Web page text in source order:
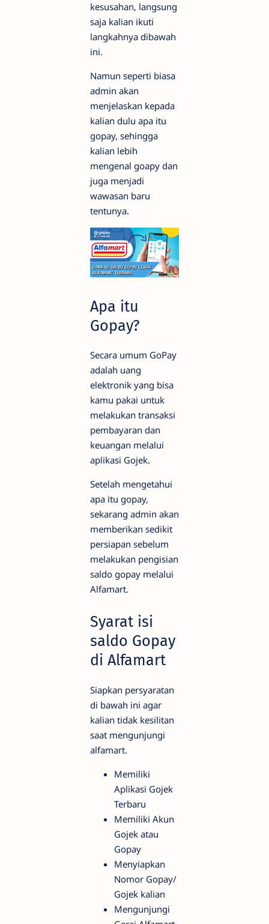
kesusahan, langsung
saja kalian ikuti
langkahnya dibawah
ini.
Namun seperti biasa
admin akan
menjelaskan kepada
kalian dulu apa itu
gopay, sehingga
kalian lebih
mengenal goapy dan
juga menjadi
wawasan baru
tentunya.
Apa itu
Gopay?
Secara umum GoPay
adalah uang
elektronik yang bisa
kamu pakai untuk
melakukan transaksi
pembayaran dan
keuangan melalui
aplikasi Gojek.
Setelah mengetahui
apa itu gopay,
sekarang admin akan
memberikan sedikit
persiapan sebelum
melakukan pengisian
saldo gopay melalui
Alfamart.
Syarat isi
saldo Gopay
di Alfamart
Siapkan persyaratan
di bawah ini agar
kalian tidak kesilitan
saat mengunjungi
alfamart.
Memiliki
Aplikasi Gojek
Terbaru
Memiliki Akun
Gojek atau
Gopay
Menyiapkan
Nomor Gopay/
Gojek kalian
Mengunjungi